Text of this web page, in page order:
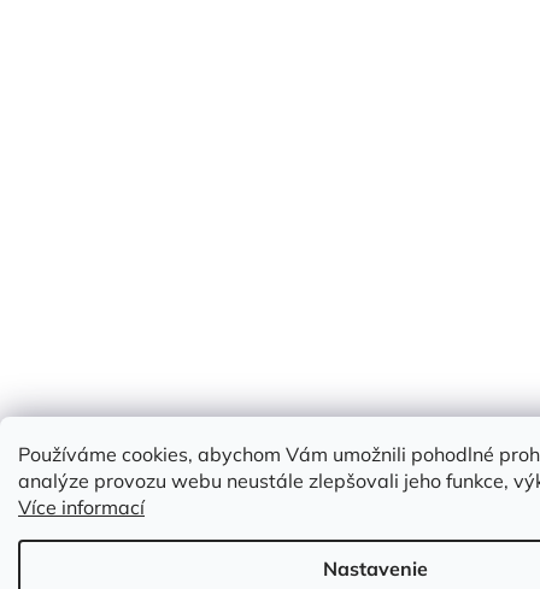
Používáme cookies, abychom Vám umožnili pohodlné
analýze provozu webu neustále zlepšovali jeho funkce,
Více informací
Nastavenie